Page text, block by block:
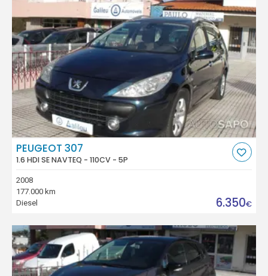
PEUGEOT 307
1.6 HDI SE NAVTEQ - 110CV - 5P
2008
177.000 km
Diesel
6.350€